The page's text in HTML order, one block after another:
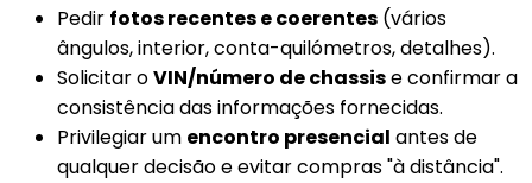
Pedir fotos recentes e coerentes (vários
ângulos, interior, conta-quilómetros, detalhes).
Solicitar oVIN/número de chassise confirmar a
consistência das informações fornecidas.
Privilegiar um encontro presencial antes de
qualquer decisão e evitar compras "à distância".